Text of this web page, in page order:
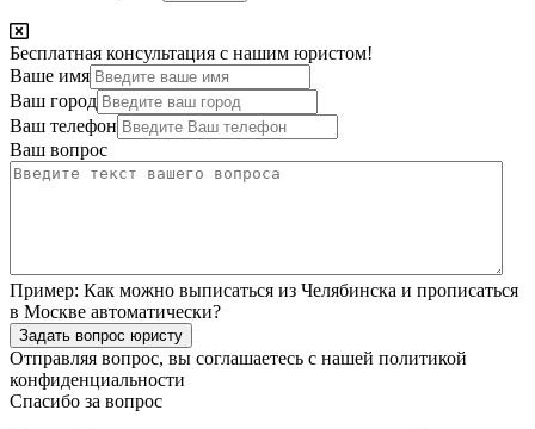
Бесплатная консультация с нашим юристом!
Ваше имя
Ваш город
Ваш телефон
Ваш вопрос
Пример: Как можно выписаться из Челябинска и прописаться
в Москве автоматически?
Задать вопрос юристу
Отправляя вопрос, вы соглашаетесь с нашей политикой
конфиденциальности
Спасибо за вопрос